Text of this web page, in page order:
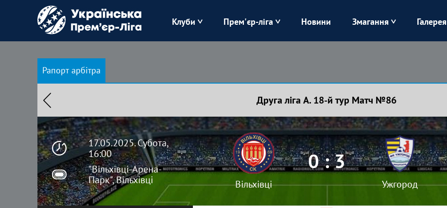
Клуби
Зоря Карпати Колос
Лівий Берег
Полісся Харків Чорноморець
Прем'єр-ліга Новини Змагання Галерея
Рапорт арбітра
Друга ліга А. 18-й тур Матч №86
17.05.2025. Субота,
16:00
"Вільхівці-Арена-
Парк", Вільхівці
Вільхівці
0 : 3
Ужгород